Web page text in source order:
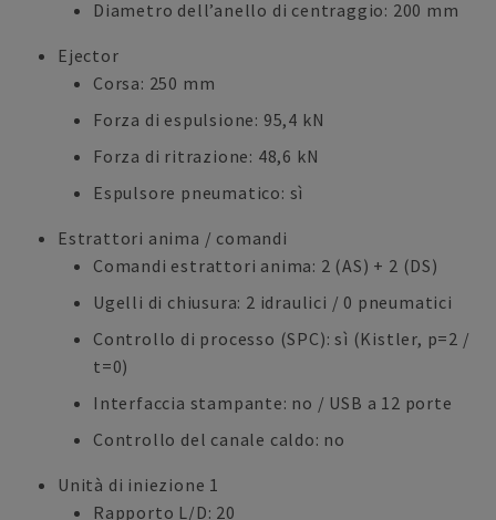
Diametro dell’anello di centraggio: 200 mm
Ejector
Corsa: 250 mm
Forza di espulsione: 95,4 kN
Forza di ritrazione: 48,6 kN
Espulsore pneumatico: sì
Estrattori anima / comandi
Comandi estrattori anima: 2 (AS) + 2 (DS)
Ugelli di chiusura: 2 idraulici / 0 pneumatici
Controllo di processo (SPC): sì (Kistler, p=2 /
t=0)
Interfaccia stampante: no / USB a 12 porte
Controllo del canale caldo: no
Unità di iniezione 1
Rapporto L/D: 20